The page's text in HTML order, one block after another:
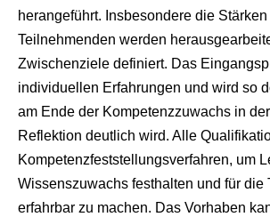
herangeführt. Insbesondere die Stärken
Teilnehmenden werden
Zwischenziele definiert. Das
individuellen Erfahrungen und wird so
am Ende der Kompetenzzuwachs in
Reflektion deutlich wird. Alle
Kompetenzfeststellungsverfahren, um
Wissenszuwachs festhalten und für die
erfahrbar zu machen. Das Vorhaben